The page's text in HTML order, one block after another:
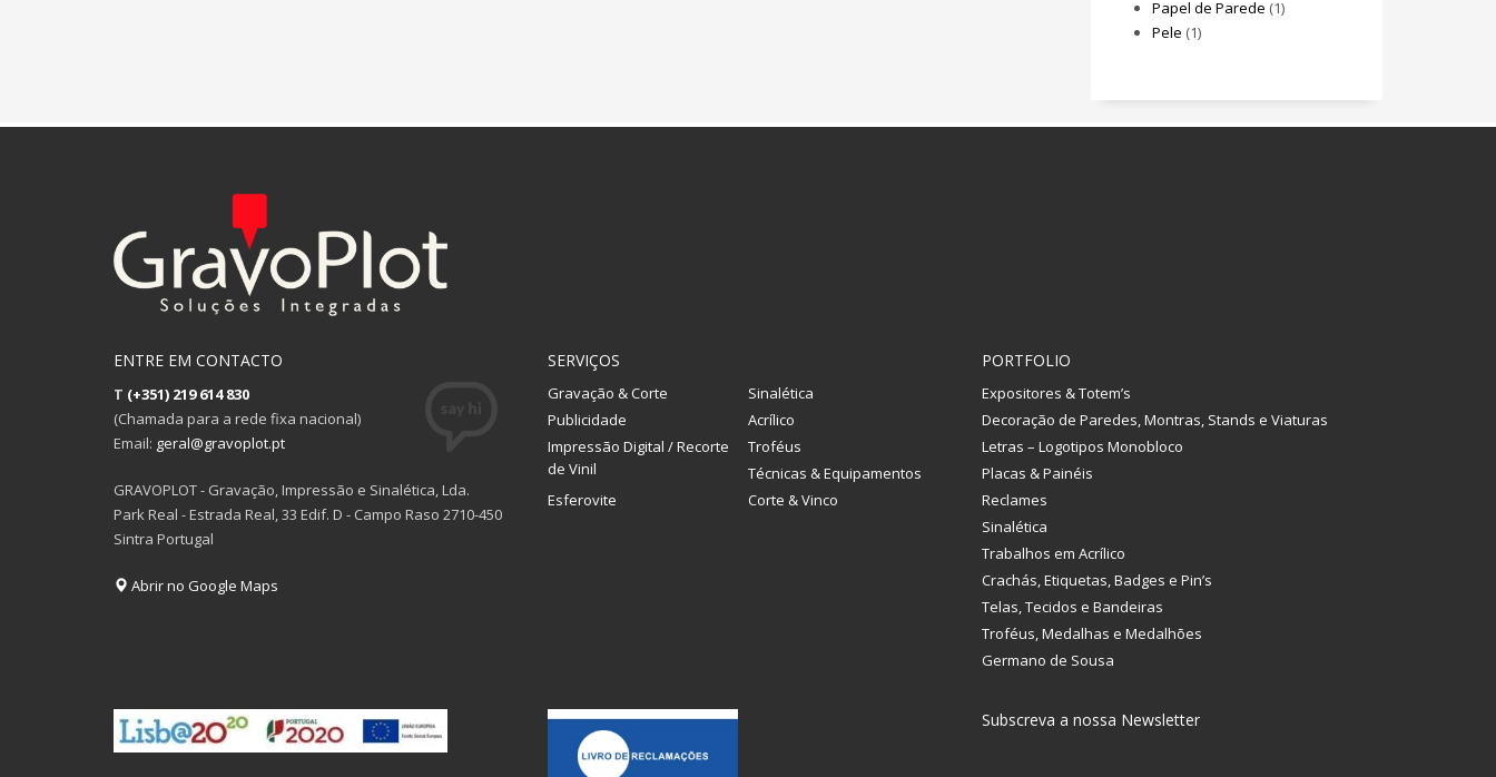
Papel de Parede (1)
Pele (1)
ENTRE EM CONTACTO
T (+351) 219 614 830
(Chamada para a rede fixa nacional)
Email: geral@gravoplot.pt
GRAVOPLOT - Gravação, Impressão e Sinalética, Lda.
Park Real - Estrada Real, 33 Edif. D - Campo Raso 2710-450
Sintra Portugal
Abrir no Google Maps
SERVIÇOS
Gravação & Corte
Sinalética
Publicidade
Acrílico
Impressão Digital / Recorte
de Vinil
Troféus
Técnicas & Equipamentos
Esferovite
Corte & Vinco
PORTFOLIO
Expositores & Totem’s
Decoração de Paredes, Montras, Stands e Viaturas
Letras – Logotipos Monobloco
Placas & Painéis
Reclames
Sinalética
Trabalhos em Acrílico
Crachás, Etiquetas, Badges e Pin’s
Telas, Tecidos e Bandeiras
Troféus, Medalhas e Medalhões
Germano de Sousa
Subscreva a nossa Newsletter